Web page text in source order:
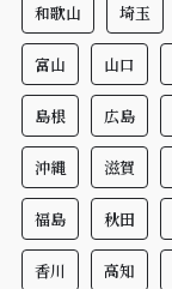
和歌山 埼玉
富山 山口
島根 広島
沖縄 滋賀
福島 秋田
香川 高知